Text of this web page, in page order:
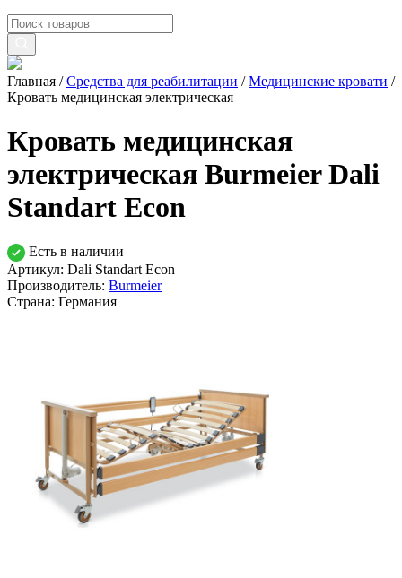
Главная /Средства для реабилитации /Медицинские кровати /
Кровать медицинская электрическая
Кровать медицинская
электрическая Burmeier Dali
Standart Econ
Есть в наличии
Артикул: Dali Standart Econ
Производитель: Burmeier
Страна: Германия